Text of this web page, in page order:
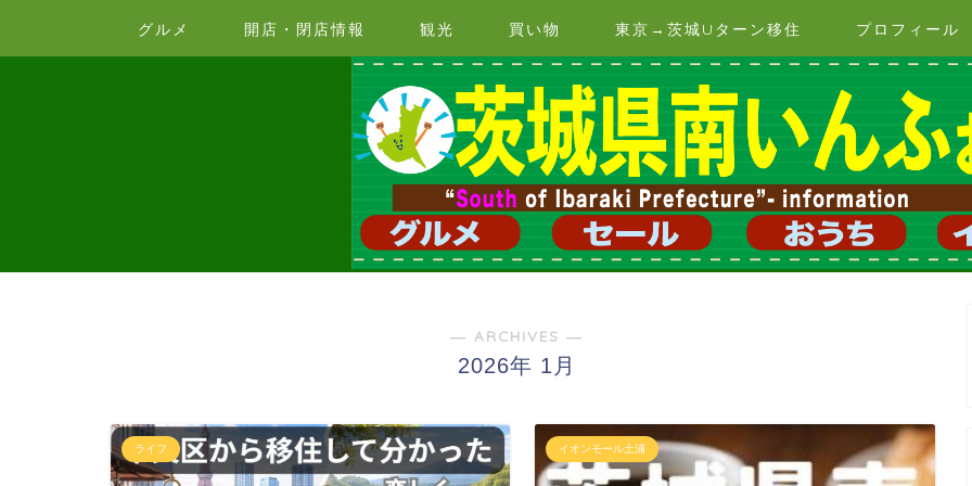
グルメ 開店・閉店情報 観光 買い物 東京→茨城Uターン移住 プロフィール
― ARCHIVES ―
2026年 1月
ライフ イオンモール土浦